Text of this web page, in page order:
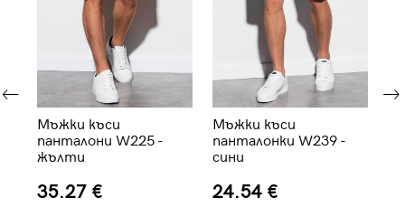
Мъжки къси
панталони W225 -
жълти
35.27 €
Мъжки къси
панталонки W239 -
сини
24.54 €